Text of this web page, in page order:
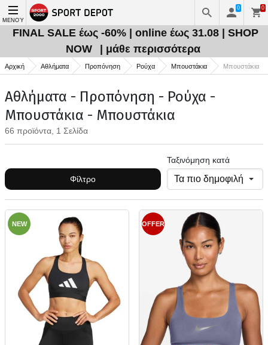
ΜΕΝΟΎ
0 0
FINAL SALE έως -60% | online έως 31.08 | SHOP
NOW
| μάθε περισσότερα
Αρχική Αθλήματα Προπόνηση Ρούχα Μπουστάκια Μπουστάκια
Αθλήματα - Προπόνηση - Ρούχα -
Μπουστάκια - Μπουστάκια
66 προϊόντα, 1 Σελίδα
Φίλτρο
Ταξινόμηση κατά
NEW OFFER